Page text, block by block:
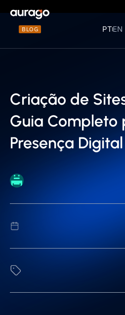
BLOG PTEN
Criação de
Guia Completo
Presença Digital